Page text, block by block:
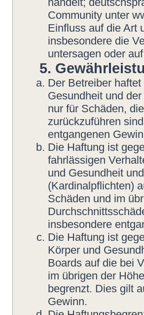
Community unter
Einfluss auf die Art
insbesondere die
untersagen oder
5.
Der Betreiber
Gesundheit und
nur für Schäden,
zurückzuführen
entgangenen
Die Haftung ist
fahrlässigen
und Gesundheit
(Kardinalpflichten)
Schäden und im
insbesondere
Die Haftung ist
Körper und
Boards auf die bei
im übrigen der
begrenzt. Dies gilt
Gewinn.